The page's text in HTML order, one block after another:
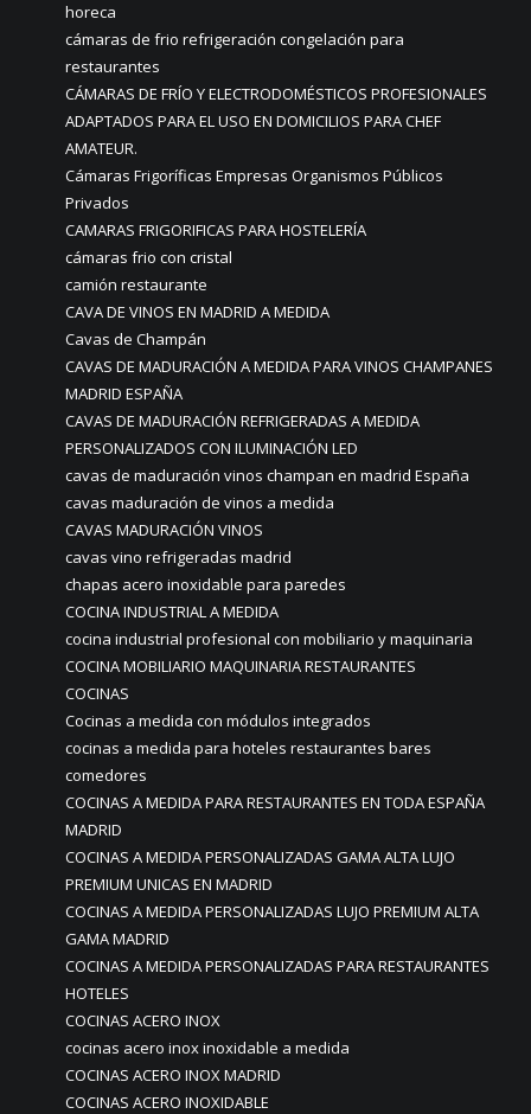
horeca
cámaras de frio refrigeración congelación para
restaurantes
CÁMARAS DE FRÍO Y ELECTRODOMÉSTICOS PROFESIONALES
ADAPTADOS PARA EL USO EN DOMICILIOS PARA CHEF
AMATEUR.
Cámaras Frigoríficas Empresas Organismos Públicos
Privados
CAMARAS FRIGORIFICAS PARA HOSTELERÍA
cámaras frio con cristal
camión restaurante
CAVA DE VINOS EN MADRID A MEDIDA
Cavas de Champán
CAVAS DE MADURACIÓN A MEDIDA PARA VINOS CHAMPANES
MADRID ESPAÑA
CAVAS DE MADURACIÓN REFRIGERADAS A MEDIDA
PERSONALIZADOS CON ILUMINACIÓN LED
cavas de maduración vinos champan en madrid España
cavas maduración de vinos a medida
CAVAS MADURACIÓN VINOS
cavas vino refrigeradas madrid
chapas acero inoxidable para paredes
COCINA INDUSTRIAL A MEDIDA
cocina industrial profesional con mobiliario y maquinaria
COCINA MOBILIARIO MAQUINARIA RESTAURANTES
COCINAS
Cocinas a medida con módulos integrados
cocinas a medida para hoteles restaurantes bares
comedores
COCINAS A MEDIDA PARA RESTAURANTES EN TODA ESPAÑA
MADRID
COCINAS A MEDIDA PERSONALIZADAS GAMA ALTA LUJO
PREMIUM UNICAS EN MADRID
COCINAS A MEDIDA PERSONALIZADAS LUJO PREMIUM ALTA
GAMA MADRID
COCINAS A MEDIDA PERSONALIZADAS PARA RESTAURANTES
HOTELES
COCINAS ACERO INOX
cocinas acero inox inoxidable a medida
COCINAS ACERO INOX MADRID
COCINAS ACERO INOXIDABLE